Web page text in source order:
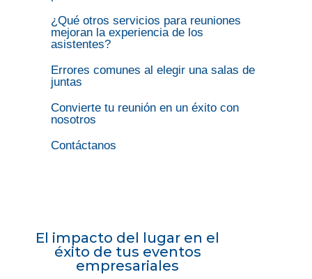
¿Qué otros servicios para reuniones
mejoran la experiencia de los
asistentes?
Errores comunes al elegir una salas de
juntas
Convierte tu reunión en un éxito con
nosotros
Contáctanos
El impacto del lugar en el
éxito de tus eventos
empresariales